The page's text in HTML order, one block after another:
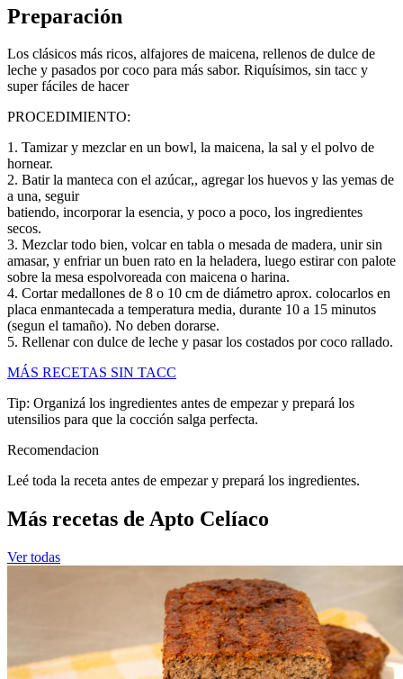
Preparación
Los clásicos más ricos, alfajores de maicena, rellenos de dulce de
leche y pasados por coco para más sabor. Riquísimos, sin tacc y
super fáciles de hacer
PROCEDIMIENTO:
1. Tamizar y mezclar en un bowl, la maicena, la sal y el polvo de
hornear.
2. Batir la manteca con el azúcar,, agregar los huevos y las yemas de
a una, seguir
batiendo, incorporar la esencia, y poco a poco, los ingredientes
secos.
3. Mezclar todo bien, volcar en tabla o mesada de madera, unir sin
amasar, y enfriar un buen rato en la heladera, luego estirar con palote
sobre la mesa espolvoreada con maicena o harina.
4. Cortar medallones de 8 o 10 cm de diámetro aprox. colocarlos en
placa enmantecada a temperatura media, durante 10 a 15 minutos
(segun el tamaño). No deben dorarse.
5. Rellenar con dulce de leche y pasar los costados por coco rallado.
MÁS RECETAS SIN TACC
Tip: Organizá los ingredientes antes de empezar y prepará los
utensilios para que la cocción salga perfecta.
Recomendacion
Leé toda la receta antes de empezar y prepará los ingredientes.
Más recetas de Apto Celíaco
Ver todas